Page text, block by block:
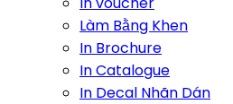
Làm Bằng Khen
In Brochure
In Catalogue
In Decal Nhãn Dán